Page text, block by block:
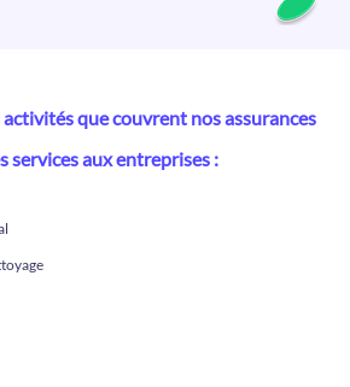
que couvrent nos assurances
services aux entreprises :